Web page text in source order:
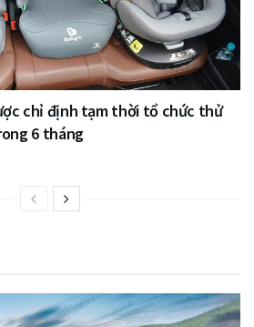
chỉ định tạm thời tổ chức thử
6 tháng